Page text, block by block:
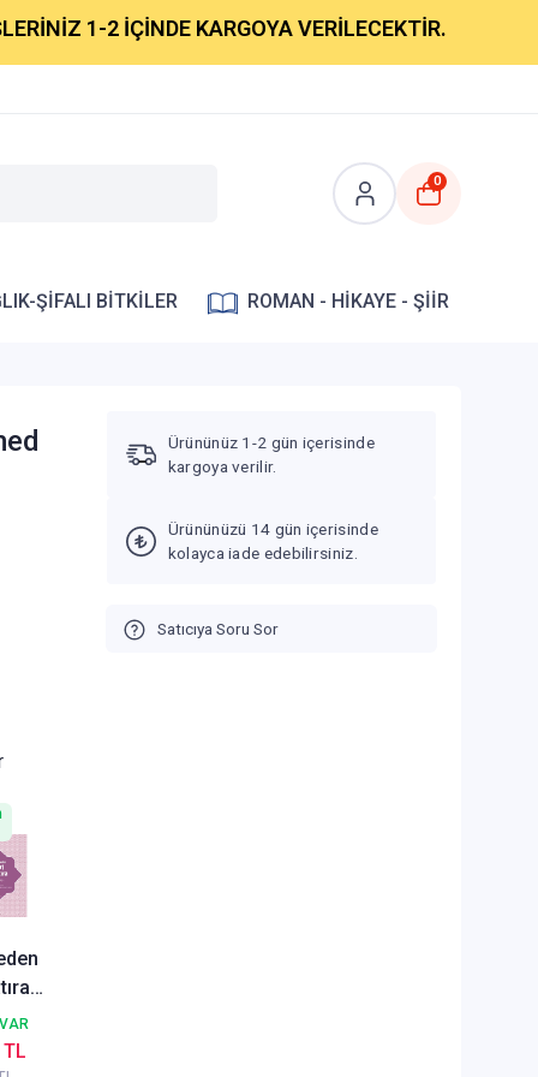
1-2 İÇİNDE KARGOYA VERİLECEKTİR.
0
ŞİFALI BİTKİLER ROMAN - HİKAYE - ŞİİR
Ürününüz 1-2 gün içerisinde
kargoya verilir.
Ürününüzü 14 gün içerisinde
kolayca iade edebilirsiniz.
Satıcıya Soru Sor